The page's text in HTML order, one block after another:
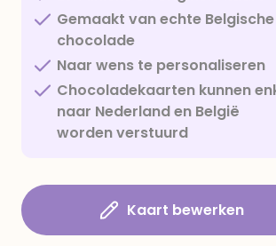
Gemaakt van echte Belgische
chocolade
Naar wens te personaliseren
Chocoladekaarten kunnen
naar Nederland en België
worden verstuurd
Kaart bewerken